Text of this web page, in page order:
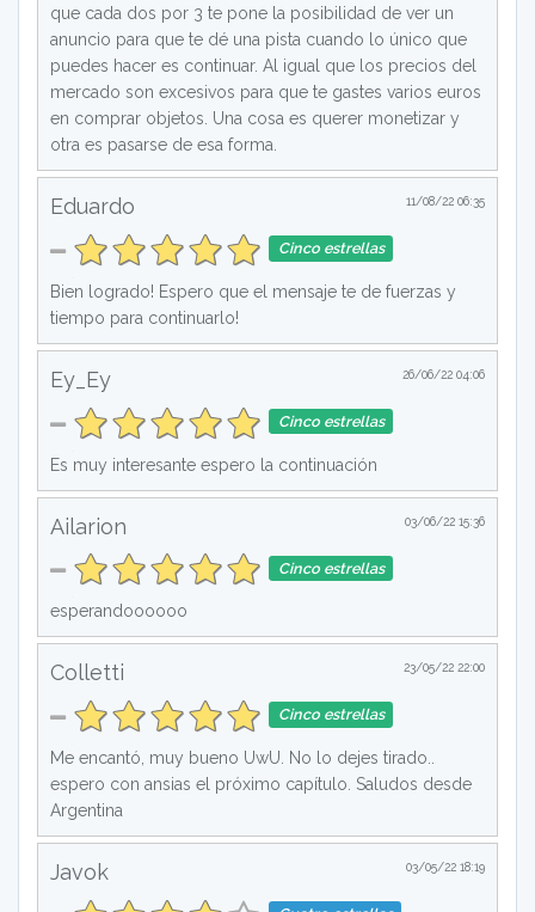
que cada dos por 3 te pone la posibilidad de ver un
anuncio para que te dé una pista cuando lo único que
puedes hacer es continuar. Al igual que los precios del
mercado son excesivos para que te gastes varios euros
en comprar objetos. Una cosa es querer monetizar y
otra es pasarse de esa forma.
11/08/22 06:35
Eduardo
Cinco estrellas
Bien logrado! Espero que el mensaje te de fuerzas y
tiempo para continuarlo!
26/06/22 04:06
Ey_Ey
Cinco estrellas
Es muy interesante espero la continuación
03/06/22 15:36
Ailarion
Cinco estrellas
esperandoooooo
23/05/22 22:00
Colletti
Cinco estrellas
Me encantó, muy bueno UwU. No lo dejes tirado..
espero con ansias el próximo capítulo. Saludos desde
Argentina
03/05/22 18:19
Javok